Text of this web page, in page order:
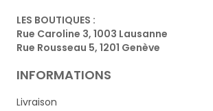
LES BOUTIQUES :
Rue Caroline 3, 1003 Lausanne
Rue Rousseau 5, 1201 Genève
INFORMATIONS
Livraison